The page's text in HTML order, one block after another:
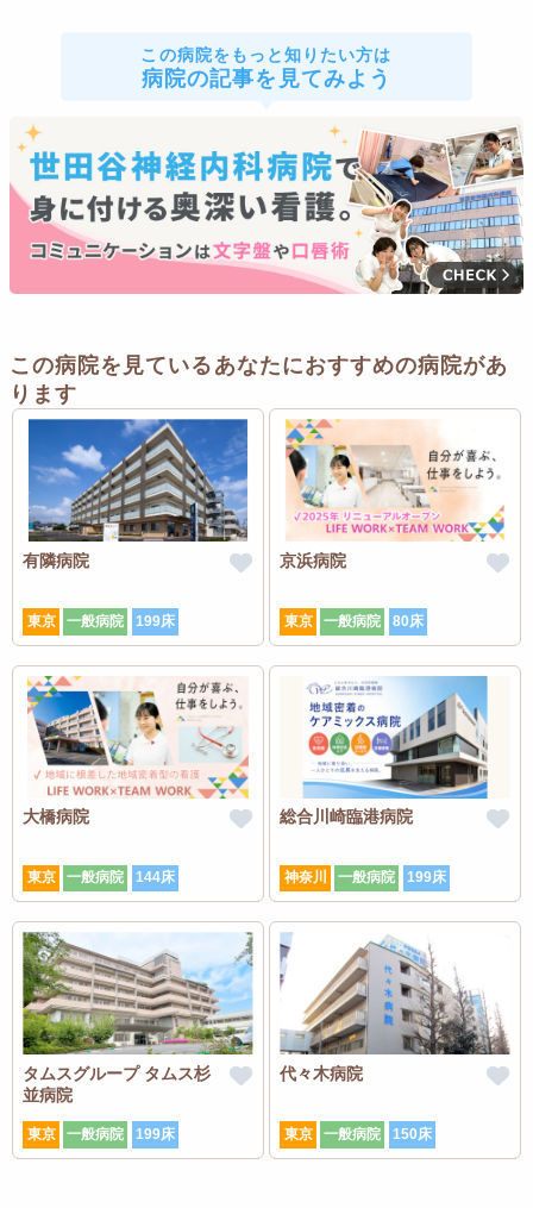
この病院をもっと知りたい方は
病院の記事を見てみよう
この病院を見ているあなたにおすすめの病院があ
ります
有隣病院
東京 一般病院 199床
京浜病院
東京 一般病院 80床
大橋病院
東京 一般病院 144床
総合川崎臨港病院
神奈川 一般病院 199床
タムスグループ タムス杉
並病院
東京 一般病院 199床
代々木病院
東京 一般病院 150床